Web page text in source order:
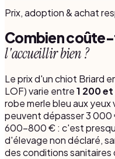
Prix, adoption & achat
Combien
l'accueillir bien ?
Le prix d'un chiot Briard
LOF) varie entre1 200
robe merle bleu aux
peuvent dépasser 3 000
600-800 € : c'est
d'élevage non déclaré,
des conditions sanitaires